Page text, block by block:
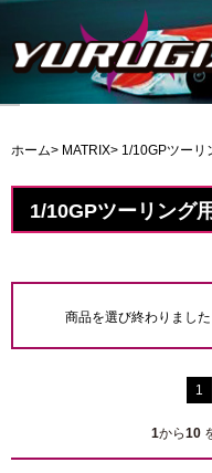
ホーム> MATRIX> 1/10GPツーリ
1/10GPツーリング
商品を選び終わりました
1
1から10